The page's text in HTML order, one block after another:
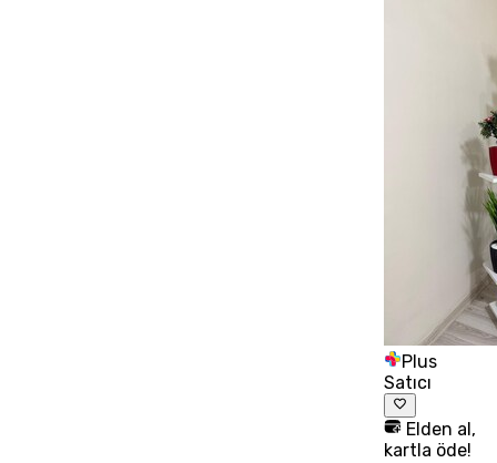
Plus
Satıcı
Elden al,
kartla öde!